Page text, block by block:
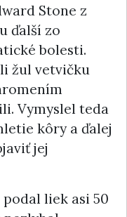
Stone z
ďalší zo
bolesti.
žul vetvičku
Vymyslel teda
kôry a ďalej
jej
liek asi 50